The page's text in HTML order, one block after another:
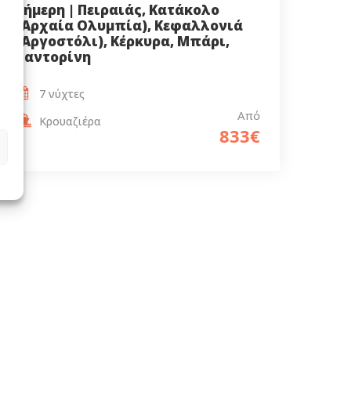
8ήμερη | Πειραιάς, Κατάκολο
(Αρχαία Ολυμπία), Κεφαλλονιά
(Αργοστόλι), Κέρκυρα, Μπάρι,
Σαντορίνη
Από
833€
7 νύχτες
Κρουαζιέρα